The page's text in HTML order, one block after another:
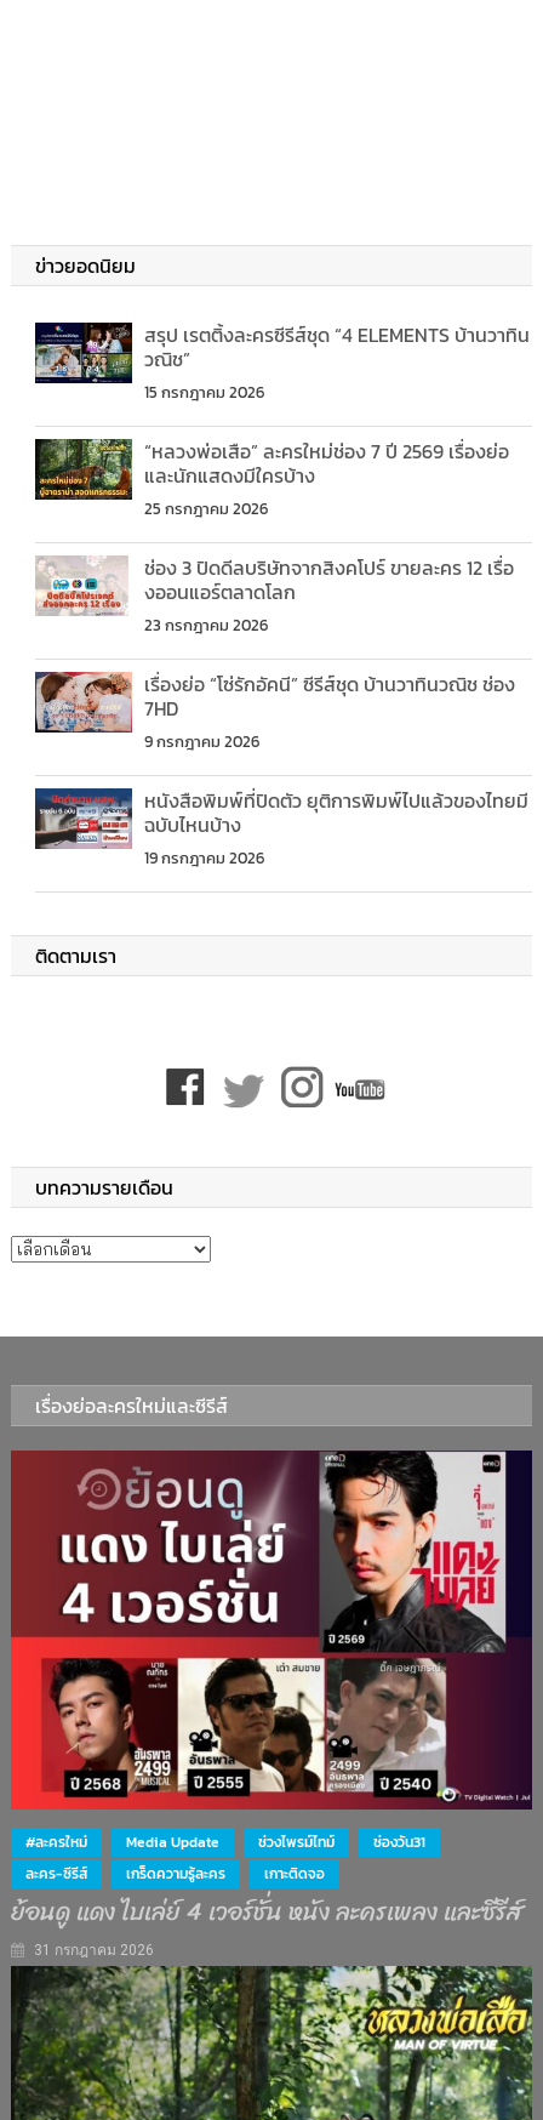
ข่าวยอดนิยม
สรุป เรตติ้งละครซีรีส์ชุด “4 ELEMENTS บ้านวาทิน
วณิช”
15 กรกฎาคม 2026
“หลวงพ่อเสือ” ละครใหม่ช่อง 7 ปี 2569 เรื่องย่อ
และนักแสดงมีใครบ้าง
25 กรกฎาคม 2026
ช่อง 3 ปิดดีลบริษัทจากสิงคโปร์ ขายละคร 12 เรื่อ
งออนแอร์ตลาดโลก
23 กรกฎาคม 2026
เรื่องย่อ “โซ่รักอัคนี” ซีรีส์ชุด บ้านวาทินวณิช ช่อง
7HD
9 กรกฎาคม 2026
หนังสือพิมพ์ที่ปิดตัว ยุติการพิมพ์ไปแล้วของไทยมี
ฉบับไหนบ้าง
19 กรกฎาคม 2026
ติดตามเรา
บทความรายเดือน
บทความรายเดือน
เรื่องย่อละครใหม่และซีรีส์
#ละครใหม่ Media Update ช่วงไพรม์ไทม์
ช่องวัน31
ละคร-ซีรีส์
เกร็ดความรู้ละคร เกาะติดจอ
ย้อนดู แดง ไบเล่ย์ 4 เวอร์ชั่น หนัง ละครเพลง และซีรีส์
31 กรกฎาคม 2026